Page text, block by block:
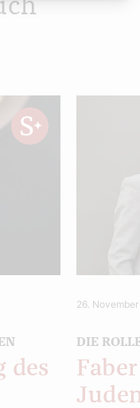
des
26.
DIE